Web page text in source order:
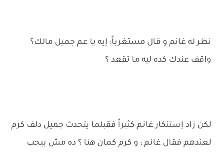
نظر له غانم و قال مستغرباً: إيه يا عم جميل مالك؟
واقف عندك كده ليه ما تقعد ؟
لكن زاد إستنكار غانم كثيراً فقبلما يتحدث جميل دلف كرم
لعندهم فقال غانم : و كرم كمان هنا ؟ ده مش بيحب